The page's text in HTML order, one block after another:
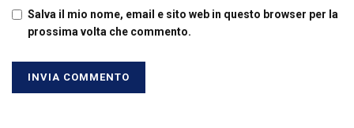
Salva il mio nome, email e sito web in questo browser per la
prossima volta che commento.